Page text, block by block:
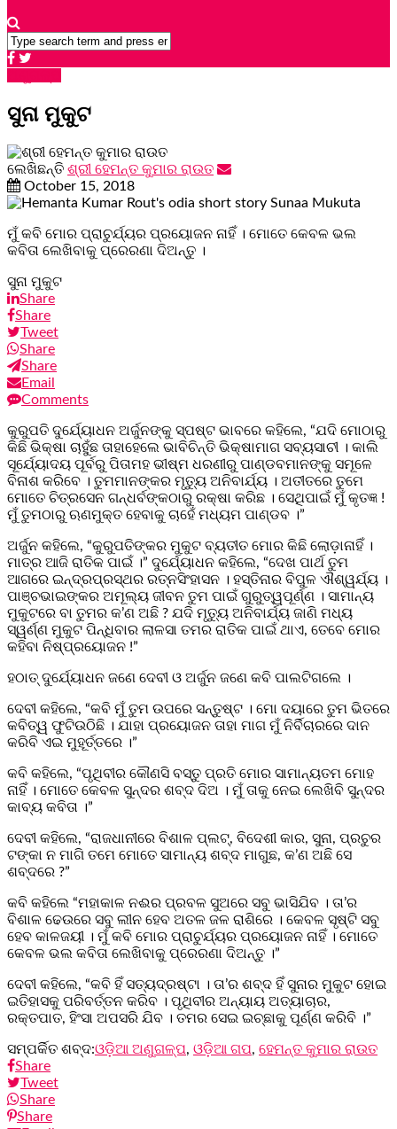
ସୁନା ମୁକୁଟ
ଲେଖିଛନ୍ତି ଶ୍ରୀ ହେମନ୍ତ କୁମାର ରାଉତ
October 15, 2018
ମୁଁ କବି ମୋର ପ୍ରାଚୁର୍ଯ୍ୟର ପ୍ରୟୋଜନ ନାହିଁ । ମୋତେ କେବଳ ଭଲ
କବିତା ଲେଖିବାକୁ ପ୍ରେରଣା ଦିଅନ୍ତୁ ।
ସୁନା ମୁକୁଟ
Share
Share
Tweet
Share
Share
Email
Comments
କୁରୁପତି ଦୁର୍ଯ୍ୟୋଧନ ଅର୍ଜୁନଙ୍କୁ ସ୍ପଷ୍ଟ ଭାବରେ କହିଲେ, “ଯଦି ମୋଠାରୁ
କିଛି ଭିକ୍ଷା ଚାହୁଁଛ ତାହାହେଲେ ଭାବିଚିନ୍ତି ଭିକ୍ଷାମାଗ ସବ୍ୟସାଚୀ । କାଲି
ସୂର୍ଯ୍ୟୋଦୟ ପୂର୍ବରୁ ପିତାମହ ଭୀଷ୍ମ ଧରଣୀରୁ ପାଣ୍ଡବମାନଙ୍କୁ ସମୂଳେ
ବିନାଶ କରିବେ । ତୁମମାନଙ୍କର ମୃତ୍ୟୁ ଅନିବାର୍ଯ୍ୟ । ଅତୀତରେ ତୁମେ
ମୋତେ ଚିତ୍ରସେନ ଗନ୍ଧର୍ବଙ୍କଠାରୁ ରକ୍ଷା କରିଛ । ସେଥିପାଇଁ ମୁଁ କୃତଜ୍ଞ !
ମୁଁ ତୁମଠାରୁ ଋଣମୁକ୍ତ ହେବାକୁ ଚାହେଁ ମଧ୍ୟମ ପାଣ୍ଡବ ।”
ଅର୍ଜୁନ କହିଲେ, “କୁରୁପତିଙ୍କର ମୁକୁଟ ବ୍ୟତୀତ ମୋର କିଛି ଲୋଡ଼ାନାହିଁ ।
ମାତ୍ର ଆଜି ରାତିକ ପାଇଁ ।” ଦୁର୍ଯ୍ୟୋଧନ କହିଲେ, “ଦେଖ ପାର୍ଥ ତୁମ
ଆଗରେ ଇନ୍ଦ୍ରପ୍ରସ୍ଥର ରତ୍ନସିଂହାସନ । ହସ୍ତିନାର ବିପୁଳ ଐଶ୍ୱର୍ଯ୍ୟ ।
ପାଞ୍ଚଭାଇଙ୍କର ଅମୂଲ୍ୟ ଜୀବନ ତୁମ ପାଇଁ ଗୁରୁତ୍ୱପୂର୍ଣ୍ଣ । ସାମାନ୍ୟ
ମୁକୁଟରେ ବା ତୁମର କ’ଣ ଅଛି ? ଯଦି ମୃତ୍ୟୁ ଅନିବାର୍ଯ୍ୟ ଜାଣି ମଧ୍ୟ
ସ୍ୱର୍ଣ୍ଣ ମୁକୁଟ ପିନ୍ଧିବାର ଲାଳସା ତମର ରାତିକ ପାଇଁ ଥାଏ, ତେବେ ମୋର
କହିବା ନିଷ୍ପ୍ରୟୋଜନ !”
ହଠାତ୍ ଦୁର୍ଯ୍ୟୋଧନ ଜଣେ ଦେବୀ ଓ ଅର୍ଜୁନ ଜଣେ କବି ପାଲଟିଗଲେ ।
ଦେବୀ କହିଲେ, “କବି ମୁଁ ତୁମ ଉପରେ ସନ୍ତୁଷ୍ଟ । ମୋ ଦୟାରେ ତୁମ ଭିତରେ
କବିତ୍ୱ ଫୁଟିଉଠିଛି । ଯାହା ପ୍ରୟୋଜନ ତାହା ମାଗ ମୁଁ ନିର୍ବିଚାରରେ ଦାନ
କରିବି ଏଇ ମୁହୂର୍ତ୍ତରେ ।”
କବି କହିଲେ, “ପୃଥିବୀର କୌଣସି ବସ୍ତୁ ପ୍ରତି ମୋର ସାମାନ୍ୟତମ ମୋହ
ନାହିଁ । ମୋତେ କେବଳ ସୁନ୍ଦର ଶବ୍ଦ ଦିଅ । ମୁଁ ତାକୁ ନେଇ ଲେଖିବି ସୁନ୍ଦର
କାବ୍ୟ କବିତା ।”
ଦେବୀ କହିଲେ, “ରାଜଧାନୀରେ ବିଶାଳ ପ୍ଲଟ୍, ବିଦେଶୀ କାର, ସୁନା, ପ୍ରଚୁର
ଟଙ୍କା ନ ମାଗି ତମେ ମୋତେ ସାମାନ୍ୟ ଶବ୍ଦ ମାଗୁଛ, କ’ଣ ଅଛି ସେ
ଶବ୍ଦରେ ?”
କବି କହିଲେ “ମହାକାଳ ନଈର ପ୍ରବଳ ସୁଅରେ ସବୁ ଭାସିଯିବ । ତା’ର
ବିଶାଳ ଢେଉରେ ସବୁ ଲୀନ ହେବ ଅତଳ ଜଳ ରାଶିରେ । କେବଳ ସୃଷ୍ଟି ସବୁ
ହେବ କାଳଜୟୀ । ମୁଁ କବି ମୋର ପ୍ରାଚୁର୍ଯ୍ୟର ପ୍ରୟୋଜନ ନାହିଁ । ମୋତେ
କେବଳ ଭଲ କବିତା ଲେଖିବାକୁ ପ୍ରେରଣା ଦିଅନ୍ତୁ ।”
ଦେବୀ କହିଲେ, “କବି ହିଁ ସତ୍ୟଦ୍ରଷ୍ଟା । ତା’ର ଶବ୍ଦ ହିଁ ସୁନାର ମୁକୁଟ ହୋଇ
ଇତିହାସକୁ ପରିବର୍ତ୍ତନ କରିବ । ପୃଥିବୀର ଅନ୍ୟାୟ ଅତ୍ୟାଚାର,
ରକ୍ତପାତ, ହିଂସା ଅପସରି ଯିବ । ତମର ସେଇ ଇଚ୍ଛାକୁ ପୂର୍ଣ୍ଣ କରିବି ।”
ସମ୍ପର୍କିତ ଶବ୍ଦ:ଓଡ଼ିଆ ଅଣୁଗଳ୍ପ, ଓଡ଼ିଆ ଗପ, ହେମନ୍ତ କୁମାର ରାଉତ
Share
Tweet
Share
Share